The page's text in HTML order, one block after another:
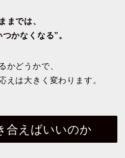
までは、
かなくなる”。
かどうかで、
えは大きく変わります。
合えばいいのか